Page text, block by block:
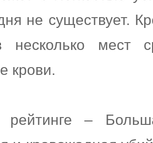
не существует.
несколько мест
крови.
–